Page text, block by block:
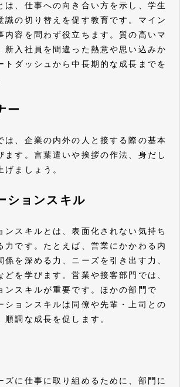
は、仕事への向き合い方を示し、学生
識の切り替えを促す教育です。マイン
内容を問わず役立ちます。質の高いマ
新入社員を間違った熱意や思い込みか
トダッシュから中長期的な成長までを
ー
は、企業の内外の人と接する際の基本
ます。言葉遣いや挨拶の作法、身だし
げましょう。
ションスキル
ンスキルとは、表面化されない気持ち
力です。たとえば、営業にかかわる内
係を深める力、ニーズを引き出す力、
どを学びます。営業や接客部門では、
ンスキルが重要です。ほかの部門で
ションスキルは同僚や先輩・上司との
順調な成長を促します。
ズに仕事に取り組めるために、部門に